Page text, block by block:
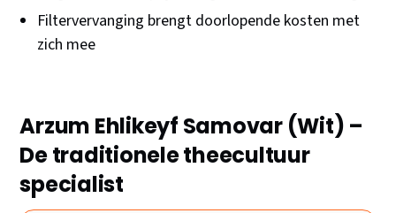
Filtervervanging brengt doorlopende kosten met
zich mee
Arzum Ehlikeyf Samovar (Wit) –
De traditionele theecultuur
specialist